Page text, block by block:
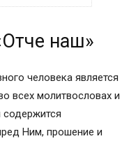
— от
языке
наш»
человека является
всех молитвословах и
содержится
Ним, прошение и